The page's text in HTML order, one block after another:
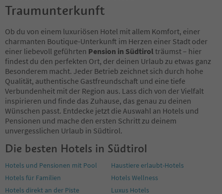
86
88
89
90
91
92
93
94
95
96
97
98
100
102
103
104
Traumunterkunft
Ob du von einem luxuriösen Hotel mit allem Komfort, einer
charmanten Boutique-Unterkunft im Herzen einer Stadt oder
einer liebevoll geführten Pension in Südtirol träumst – hier
findest du den perfekten Ort, der deinen Urlaub zu etwas ganz
Besonderem macht. Jeder Betrieb zeichnet sich durch hohe
Qualität, authentische Gastfreundschaft und eine tiefe
Verbundenheit mit der Region aus. Lass dich von der Vielfalt
inspirieren und finde das Zuhause, das genau zu deinen
Wünschen passt. Entdecke jetzt die Auswahl an Hotels und
Pensionen und mache den ersten Schritt zu deinem
unvergesslichen Urlaub in Südtirol.
Die besten Hotels in Südtirol
Hotels und Pensionen mit Pool
Haustiere erlaubt-Hotels
Hotels für Familien
Hotels Wellness
Hotels direkt an der Piste
Luxus Hotels